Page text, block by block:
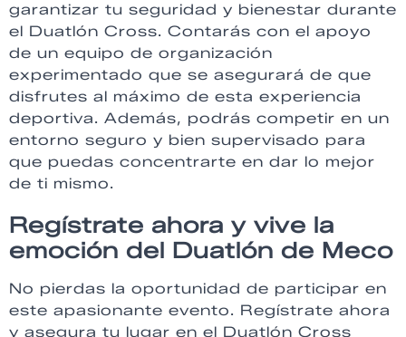
garantizar tu seguridad y bienestar durante
el Duatlón Cross. Contarás con el apoyo
de un equipo de organización
experimentado que se asegurará de que
disfrutes al máximo de esta experiencia
deportiva. Además, podrás competir en un
entorno seguro y bien supervisado para
que puedas concentrarte en dar lo mejor
de ti mismo.
Regístrate ahora y vive la
emoción del Duatlón de Meco
No pierdas la oportunidad de participar en
este apasionante evento. Regístrate ahora
y asegura tu lugar en el Duatlón Cross